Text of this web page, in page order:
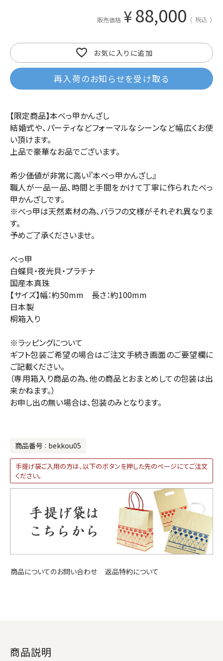
販売価格 ¥88,000 税込
お気に入りに追加
再入荷のお知らせを受け取る
【限定商品】本べっ甲かんざし
結婚式や、パーティなどフォーマルなシーンなど幅広くお使
い頂けます。
上品で豪華なお品でございます。
希少価値が非常に高い『本べっ甲かんざし』
職人が一品一品、時間と手間をかけて丁寧に作られたべっ
甲かんざしです。
※べっ甲は天然素材の為、バラフの文様がそれぞれ異なりま
す。
予めご了承くださいませ。
べっ甲
白蝶貝・夜光貝・プラチナ
国産本真珠
【サイズ】幅：約50mm 長さ：約100mm
日本製
桐箱入り
※ラッピングについて
ギフト包装ご希望の場合はご注文手続き画面のご要望欄に
ご記載ください。
（専用箱入り商品の為、他の商品とおまとめしての包装は出
来かねます。）
お申し出の無い場合は、包装のみとなります。
商品番号 bekkou05
手提げ袋ご入用の方は、以下のボタンを押した先のページにてご注文
ください。
商品についてのお問い合わせ 返品特約について
商品説明